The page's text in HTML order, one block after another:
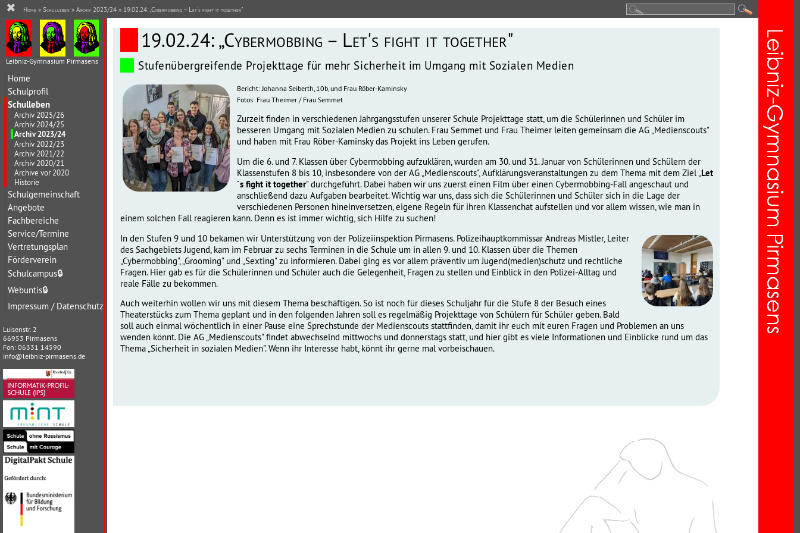
Leibniz-Gymnasium Pirmasens
Home
Schulprofil
Schulleben
Archiv 2025/26
Archiv 2024/25
Archiv 2023/24
Archiv 2022/23
Archiv 2021/22
Archiv 2020/21
Archive vor 2020
Historie
Schulgemeinschaft
Angebote
Fachbereiche
Service/Termine
Vertretungsplan
Förderverein
Schulcampus🔒
Webuntis🔒
Impressum / Datenschutz
Luisenstr. 2
66953 Pirmasens
Fon: 06331 14590
info@leibniz-pirmasens.de
19.02.24: „Cybermobbing – Let's fight it together"
Stufenübergreifende Projekttage für mehr Sicherheit im Umgang mit Sozialen Medien
Bericht: Johanna Seiberth, 10b, und Frau Röber-Kaminsky
Fotos: Frau Theimer / Frau Semmet
Zurzeit finden in verschiedenen Jahrgangsstufen unserer Schule Projekttage statt, um die Schülerinnen und Schüler im
besseren Umgang mit Sozialen Medien zu schulen. Frau Semmet und Frau Theimer leiten gemeinsam die AG „Medienscouts"
und haben mit Frau Röber-Kaminsky das Projekt ins Leben gerufen.
Um die 6. und 7. Klassen über Cybermobbing aufzuklären, wurden am 30. und 31. Januar von Schülerinnen und Schülern der
Klassenstufen 8 bis 10, insbesondere von der AG „Medienscouts", Aufklärungsveranstaltungen zu dem Thema mit dem Ziel „Let
´s fight it together" durchgeführt. Dabei haben wir uns zuerst einen Film über einen Cybermobbing-Fall angeschaut und
anschließend dazu Aufgaben bearbeitet. Wichtig war uns, dass sich die Schülerinnen und Schüler sich in die Lage der
verschiedenen Personen hineinversetzen, eigene Regeln für ihren Klassenchat aufstellen und vor allem wissen, wie man in
einem solchen Fall reagieren kann. Denn es ist immer wichtig, sich Hilfe zu suchen!
In den Stufen 9 und 10 bekamen wir Unterstützung von der Polizeiinspektion Pirmasens. Polizeihauptkommissar Andreas Mistler, Leiter
des Sachgebiets Jugend, kam im Februar zu sechs Terminen in die Schule um in allen 9. und 10. Klassen über die Themen
„Cybermobbing", „Grooming" und „Sexting" zu informieren. Dabei ging es vor allem präventiv um Jugend(medien)schutz und rechtliche
Fragen. Hier gab es für die Schülerinnen und Schüler auch die Gelegenheit, Fragen zu stellen und Einblick in den Polizei-Alltag und
reale Fälle zu bekommen.
Auch weiterhin wollen wir uns mit diesem Thema beschäftigen. So ist noch für dieses Schuljahr für die Stufe 8 der Besuch eines
Theaterstücks zum Thema geplant und in den folgenden Jahren soll es regelmäßig Projekttage von Schülern für Schüler geben. Bald
soll auch einmal wöchentlich in einer Pause eine Sprechstunde der Medienscouts stattfinden, damit ihr euch mit euren Fragen und Problemen an uns
wenden könnt. Die AG „Medienscouts" findet abwechselnd mittwochs und donnerstags statt, und hier gibt es viele Informationen und Einblicke rund um das
Thema „Sicherheit in sozialen Medien". Wenn ihr Interesse habt, könnt ihr gerne mal vorbeischauen.
✖ Home » Schulleben » Archiv 2023/24 » 19.02.24: „Cybermobbing – Let's fight it together"